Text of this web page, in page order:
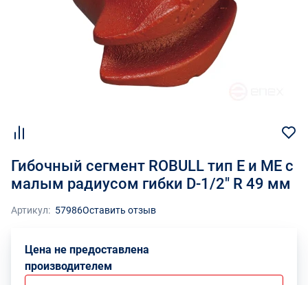
Гибочный сегмент ROBULL тип E и МЕ с
малым радиусом гибки D-1/2" R 49 мм
Артикул: 57986Оставить отзыв
Цена не предоставлена
производителем